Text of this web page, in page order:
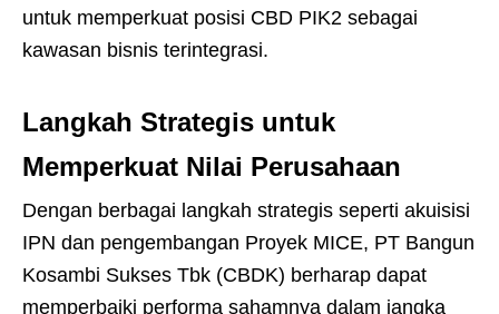
untuk memperkuat posisi CBD PIK2 sebagai
kawasan bisnis terintegrasi.
Langkah Strategis untuk
Memperkuat Nilai Perusahaan
Dengan berbagai langkah strategis seperti akuisisi
IPN dan pengembangan Proyek MICE, PT Bangun
Kosambi Sukses Tbk (CBDK) berharap dapat
memperbaiki performa sahamnya dalam jangka